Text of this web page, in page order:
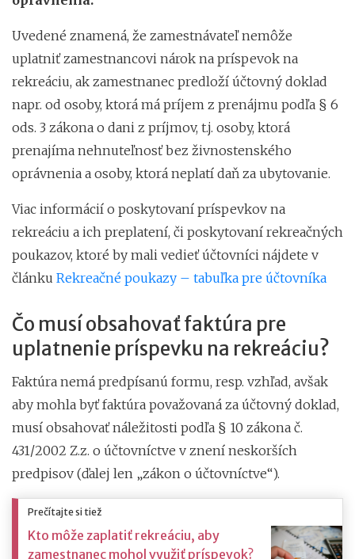
Uvedené znamená, že zamestnávateľ nemôže
uplatniť zamestnancovi nárok na príspevok na
rekreáciu, ak zamestnanec predloží účtovný doklad
napr. od osoby, ktorá má príjem z prenájmu podľa § 6
ods. 3 zákona o dani z príjmov, t.j. osoby, ktorá
prenajíma nehnuteľnosť bez živnostenského
oprávnenia a osoby, ktorá neplatí daň za ubytovanie.
Viac informácií o poskytovaní príspevkov na
rekreáciu a ich preplatení, či poskytovaní rekreačných
poukazov, ktoré by mali vedieť účtovníci nájdete v
článku Rekreačné poukazy – tabuľka pre účtovníka
Čo musí obsahovať faktúra pre
uplatnenie príspevku na rekreáciu?
Faktúra nemá predpísanú formu, resp. vzhľad, avšak
aby mohla byť faktúra považovaná za účtovný doklad,
musí obsahovať náležitosti podľa § 10 zákona č.
431/2002 Z.z. o účtovníctve v znení neskorších
predpisov (ďalej len „zákon o účtovníctve“).
Prečítajte si tiež
Kto môže zaplatiť rekreáciu, aby
zamestnanec mohol využiť príspevok?